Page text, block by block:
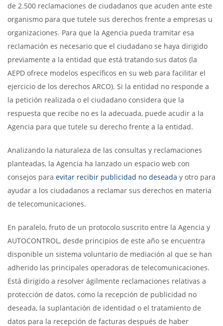
de 2.500 reclamaciones de ciudadanos que acuden ante este
organismo para que tutele sus derechos frente a empresas u
organizaciones. Para que la Agencia pueda tramitar esa
reclamación es necesario que el ciudadano se haya dirigido
previamente a la entidad que está tratando sus datos (la
AEPD ofrece modelos específicos en su web para facilitar el
ejercicio de los derechos ARCO). Si la entidad no responde a
la petición realizada o el ciudadano considera que la
respuesta que recibe no es la adecuada, puede acudir a la
Agencia para que tutele su derecho frente a la entidad.
Analizando la naturaleza de las consultas y reclamaciones
planteadas, la Agencia ha lanzado un espacio web con
consejos para evitar recibir publicidad no deseada y otro para
ayudar a los ciudadanos a reclamar sus derechos en materia
de telecomunicaciones.
En paralelo, fruto de un protocolo suscrito entre la Agencia y
AUTOCONTROL, desde principios de este año se encuentra
disponible un sistema voluntario de mediación al que se han
adherido las principales operadoras de telecomunicaciones.
Está dirigido a resolver ágilmente reclamaciones relativas a
protección de datos, como la recepción de publicidad no
deseada, la suplantación de identidad o el tratamiento de
datos para la recepción de facturas después de haber